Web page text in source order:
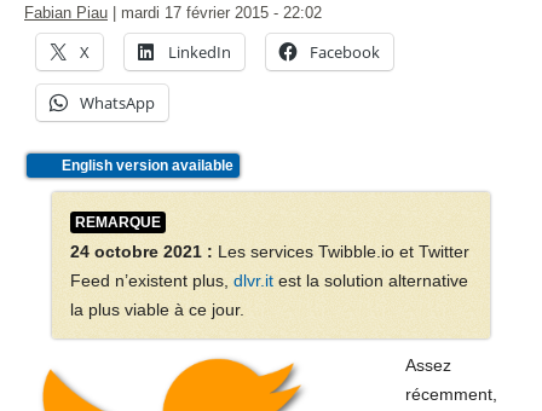
Fabian Piau mardi 17 février 2015 - 22:02
X LinkedIn Facebook
WhatsApp
English version available
REMARQUE
24 octobre 2021 : Les services Twibble.io et Twitter
Feed n’existent plus, dlvr.it est la solution alternative
la plus viable à ce jour.
Assez
récemment,